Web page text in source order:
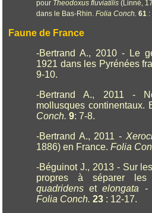
pour Theodoxus fluviatilis(Linné,
dans le Bas-Rhin.Folia Conch. 61
Faune de France
-Bertrand A., 2010 - Le
1921 dans les Pyrénées
9-10.
-Bertrand A., 2011 -
mollusques continentaux.
Conch. 9: 7-8.
-Bertrand A., 2011 -
1886) en France. Folia
-Béguinot J., 2013 - Sur
propres à séparer les
quadridensetelongata -
Folia Conch. 23 : 12-17.